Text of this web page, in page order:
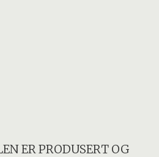
ER PRODUSERT OG